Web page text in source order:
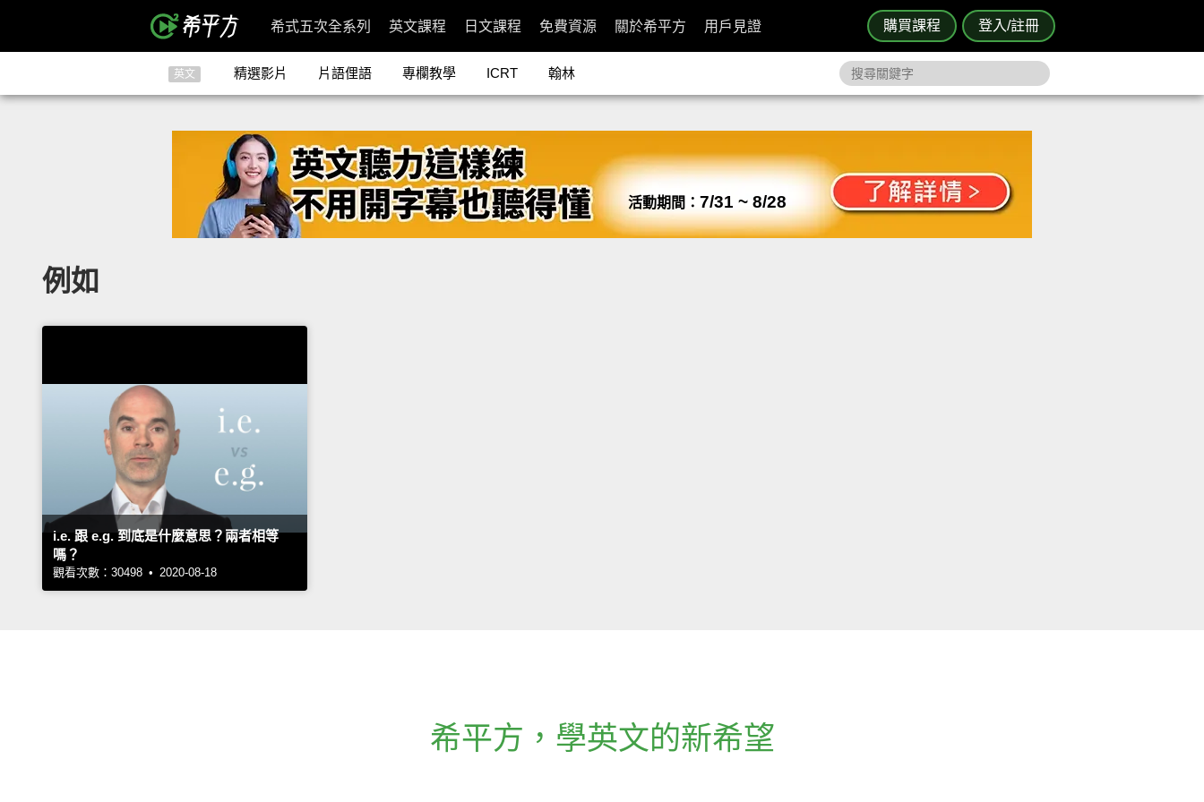
購買課程 登入/註冊
希式五次全系列 英文課程 日文課程 免費資源 關於希平方 用戶見證
英文 精選影片 片語俚語 專欄教學 ICRT 翰林
活動期間： 7/31 ~ 8/28
例如
i.e. 跟 e.g. 到底是什麼意思？兩者相等
嗎？
觀看次數：30498 • 2020-08-18
希平方 ， 學英文的新希望